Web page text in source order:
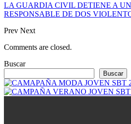
LA GUARDIA CIVIL DETIENE A
RESPONSABLE DE DOS
Prev Next
Comments are closed.
Buscar
Buscar